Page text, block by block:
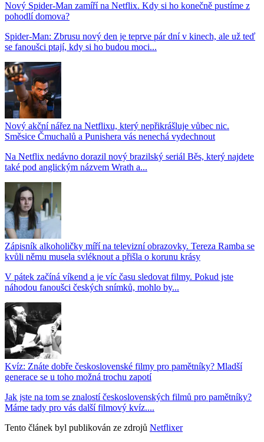
Nový Spider-Man zamíří na Netflix. Kdy si ho konečně pustíme z
pohodlí domova?
Spider-Man: Zbrusu nový den je teprve pár dní v kinech, ale už teď
se fanoušci ptají, kdy si ho budou moci...
Nový akční nářez na Netflixu, který nepřikrášluje vůbec nic.
Směsice Čmuchalů a Punishera vás nenechá vydechnout
Na Netflix nedávno dorazil nový brazilský seriál Běs, který najdete
také pod anglickým názvem Wrath a...
Zápisník alkoholičky míří na televizní obrazovky. Tereza Ramba se
kvůli němu musela svléknout a přišla o korunu krásy
V pátek začíná víkend a je víc času sledovat filmy. Pokud jste
náhodou fanoušci českých snímků, mohlo by...
Kvíz: Znáte dobře československé filmy pro pamětníky? Mladší
generace se u toho možná trochu zapotí
Jak jste na tom se znalostí československých filmů pro pamětníky?
Máme tady pro vás další filmový kvíz....
Tento článek byl publikován ze zdrojů Netflixer